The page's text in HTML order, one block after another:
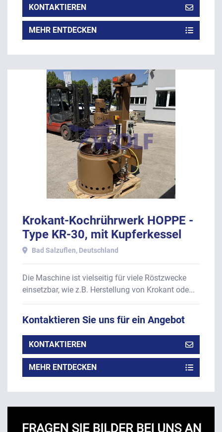
KONTAKTIEREN
MEHR ENTDECKEN
Krokant-Kochrührwerk HOPPE -
Type KR-30, mit Kupferkessel
ca. 30 Liter Inhalt.
Bad Salzuflen, Deutschland
Die Maschine ist vielseitig für viele Röstzwecke
einsetzbar, wie z.B. Herstellung von Krokant ode...
Kontaktieren Sie uns für ein Angebot
KONTAKTIEREN
MEHR ENTDECKEN